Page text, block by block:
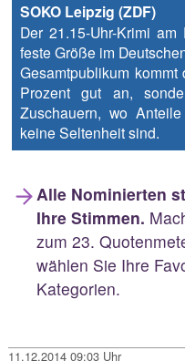
SOKO Leipzig (ZDF)
Der 21.15-Uhr-Krimi
feste Größe im
Gesamtpublikum
Prozent gut an,
Zuschauern, wo
keine Seltenheit sind.
Alle Nominierten
Ihre Stimmen.
zum 23.
wählen Sie Ihre
Kategorien.
11.12.2014 09:03 Uhr